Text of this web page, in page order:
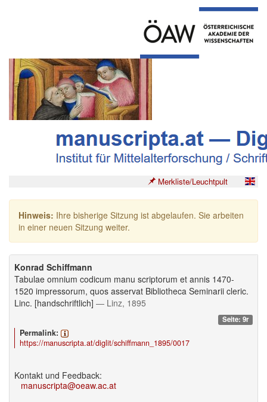
Merkliste/Leuchtpult
Hinweis: Ihre bisherige Sitzung ist abgelaufen. Sie arbeiten
in einer neuen Sitzung weiter.
Konrad Schiffmann
Tabulae omnium codicum manu scriptorum et annis 1470-
1520 impressorum, quos asservat Bibliotheca Seminarii cleric.
Linc. [handschriftlich] — Linz, 1895
Seite: 9r
Permalink:
https://manuscripta.at/diglit/schiffmann_1895/0017
Kontakt und Feedback:
manuscripta@oeaw.ac.at